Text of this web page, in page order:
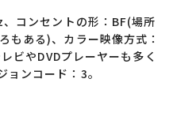
コンセントの形：BF(場所
もある)、カラー映像方式：
ビやDVDプレーヤーも多く
ンコード：3。